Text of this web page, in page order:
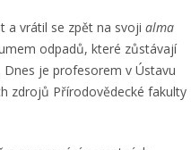
a vrátil se zpět na svoji alma
odpadů, které zůstávají
je profesorem v Ústavu
zdrojů Přírodovědecké fakulty